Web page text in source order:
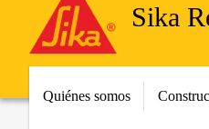
Sika
Quiénes somos